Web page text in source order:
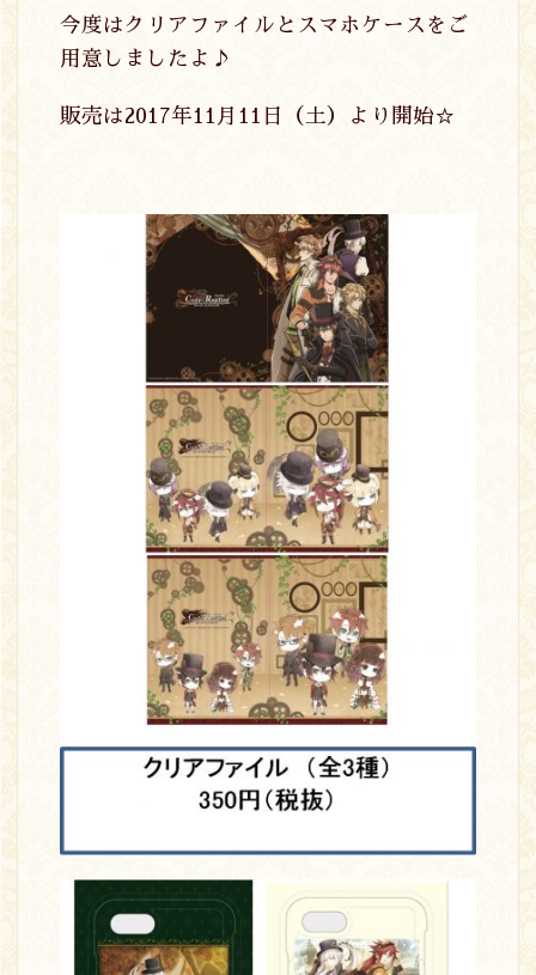
今度はクリアファイルとスマホケースをご
用意しましたよ♪
販売は2017年11月11日（土）より開始☆